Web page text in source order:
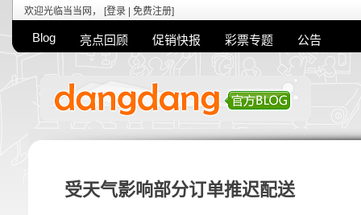
欢迎光临当当网， [登录 免费注册]
Blog 亮点回顾 促销快报 彩票专题 公告
受天气影响部分订单推迟配送